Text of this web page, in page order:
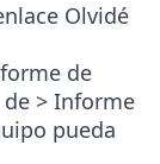
Olvidé
de
> Informe
pueda